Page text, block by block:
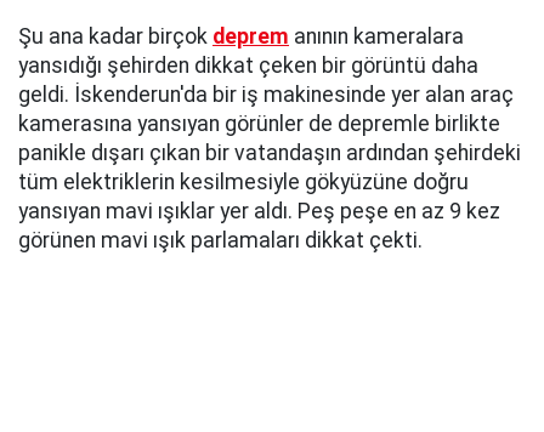
Şu ana kadar birçok deprem anının kameralara
yansıdığı şehirden dikkat çeken bir görüntü daha
geldi. İskenderun'da bir iş makinesinde yer alan araç
kamerasına yansıyan görünler de depremle birlikte
panikle dışarı çıkan bir vatandaşın ardından şehirdeki
tüm elektriklerin kesilmesiyle gökyüzüne doğru
yansıyan mavi ışıklar yer aldı. Peş peşe en az 9 kez
görünen mavi ışık parlamaları dikkat çekti.